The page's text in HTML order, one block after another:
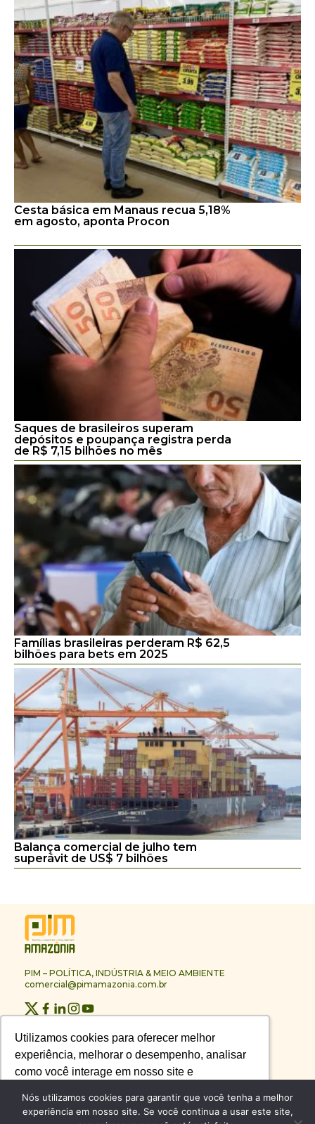
Utilizamos cookies para oferecer melhor
experiência, melhorar o desempenho, analisar
como você interage em nosso site e
Utilizamos cookies para oferecer melhor
experiência, melhorar o desempenho, analisar
como você interage em nosso site e
Cesta básica em Manaus recua 5,18%
em agosto, aponta Procon
Saques de brasileiros superam
depósitos e poupança registra perda
de R$ 7,15 bilhões no mês
Famílias brasileiras perderam R$ 62,5
bilhões para bets em 2025
Balança comercial de julho tem
superávit de US$ 7 bilhões
PIM – POLÍTICA, INDÚSTRIA & MEIO AMBIENTE
comercial@pimamazonia.com.br
Contato
Publicidade
Melhores Empresas
Circuito PIM Amazônia
Nós utilizamos cookies para garantir que você tenha a melhor
experiência em nosso site. Se você continua a usar este site,